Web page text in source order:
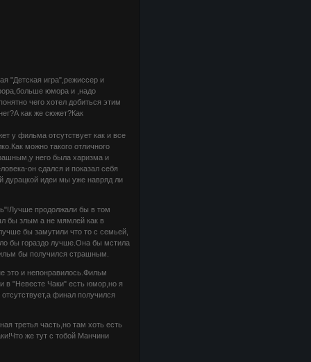
"Детская игра",режиссер и
юмора и ,надо
чего хотел добиться этим
как же сюжет?Как
у фильма отсутствует как и все
можно такого отличного
него была харизма и
он сдался и показал себя
дурацкой идеи мы уже навряд ли
продолжали бы в том
бы злым а не мямлей как в
бы замутили что то с семьей,
бы гораздо лучше.Она бы мстила
бы получился страшным.
это и непонравилось.Фильм
в "Невесте Чаки" есть юмор,но я
финал получился
третья часть,но там хоть есть
же тут с тобой Манчини